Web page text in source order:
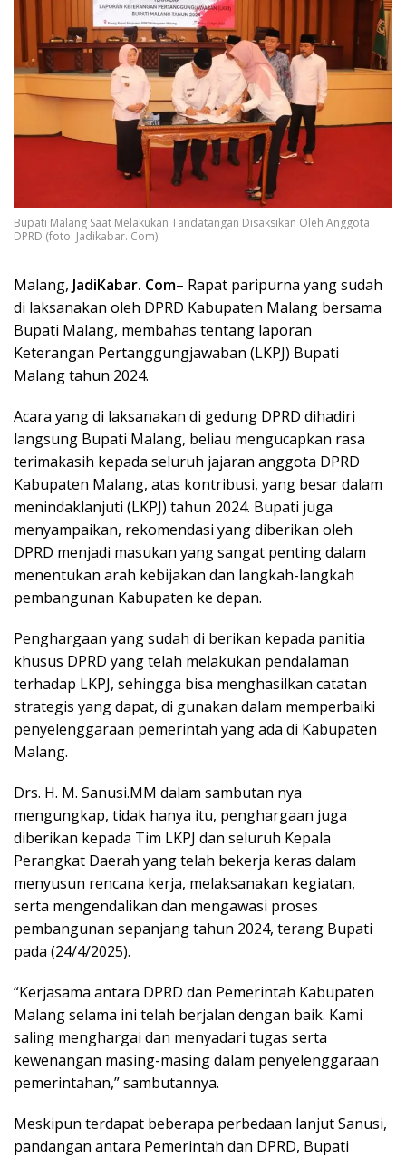
Bupati Malang Saat Melakukan Tandatangan Disaksikan Oleh Anggota
DPRD (foto: Jadikabar. Com)
Malang, JadiKabar. Com– Rapat paripurna yang sudah
di laksanakan oleh DPRD Kabupaten Malang bersama
Bupati Malang, membahas tentang laporan
Keterangan Pertanggungjawaban (LKPJ) Bupati
Malang tahun 2024.
Acara yang di laksanakan di gedung DPRD dihadiri
langsung Bupati Malang, beliau mengucapkan rasa
terimakasih kepada seluruh jajaran anggota DPRD
Kabupaten Malang, atas kontribusi, yang besar dalam
menindaklanjuti (LKPJ) tahun 2024. Bupati juga
menyampaikan, rekomendasi yang diberikan oleh
DPRD menjadi masukan yang sangat penting dalam
menentukan arah kebijakan dan langkah-langkah
pembangunan Kabupaten ke depan.
Penghargaan yang sudah di berikan kepada panitia
khusus DPRD yang telah melakukan pendalaman
terhadap LKPJ, sehingga bisa menghasilkan catatan
strategis yang dapat, di gunakan dalam memperbaiki
penyelenggaraan pemerintah yang ada di Kabupaten
Malang.
Drs. H. M. Sanusi.MM dalam sambutan nya
mengungkap, tidak hanya itu, penghargaan juga
diberikan kepada Tim LKPJ dan seluruh Kepala
Perangkat Daerah yang telah bekerja keras dalam
menyusun rencana kerja, melaksanakan kegiatan,
serta mengendalikan dan mengawasi proses
pembangunan sepanjang tahun 2024, terang Bupati
pada (24/4/2025).
“Kerjasama antara DPRD dan Pemerintah Kabupaten
Malang selama ini telah berjalan dengan baik. Kami
saling menghargai dan menyadari tugas serta
kewenangan masing-masing dalam penyelenggaraan
pemerintahan,” sambutannya.
Meskipun terdapat beberapa perbedaan lanjut Sanusi,
pandangan antara Pemerintah dan DPRD, Bupati